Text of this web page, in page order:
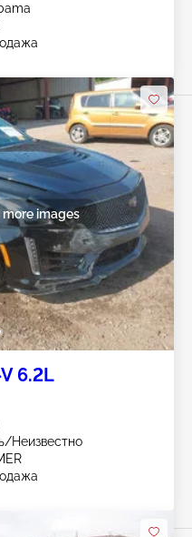
images
6.2L
Неизвестно